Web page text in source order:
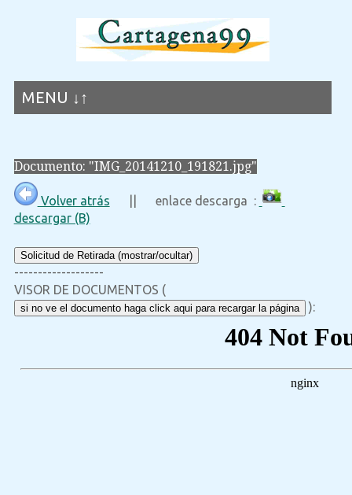
MENU ↓↑
Documento: "IMG_20141210_191821.jpg"
Volver atrás || enlace descarga :
descargar (B)
Solicitud de Retirada (mostrar/ocultar)
-------------------
VISOR DE DOCUMENTOS (
si no ve el documento haga click aqui para recargar la página ):